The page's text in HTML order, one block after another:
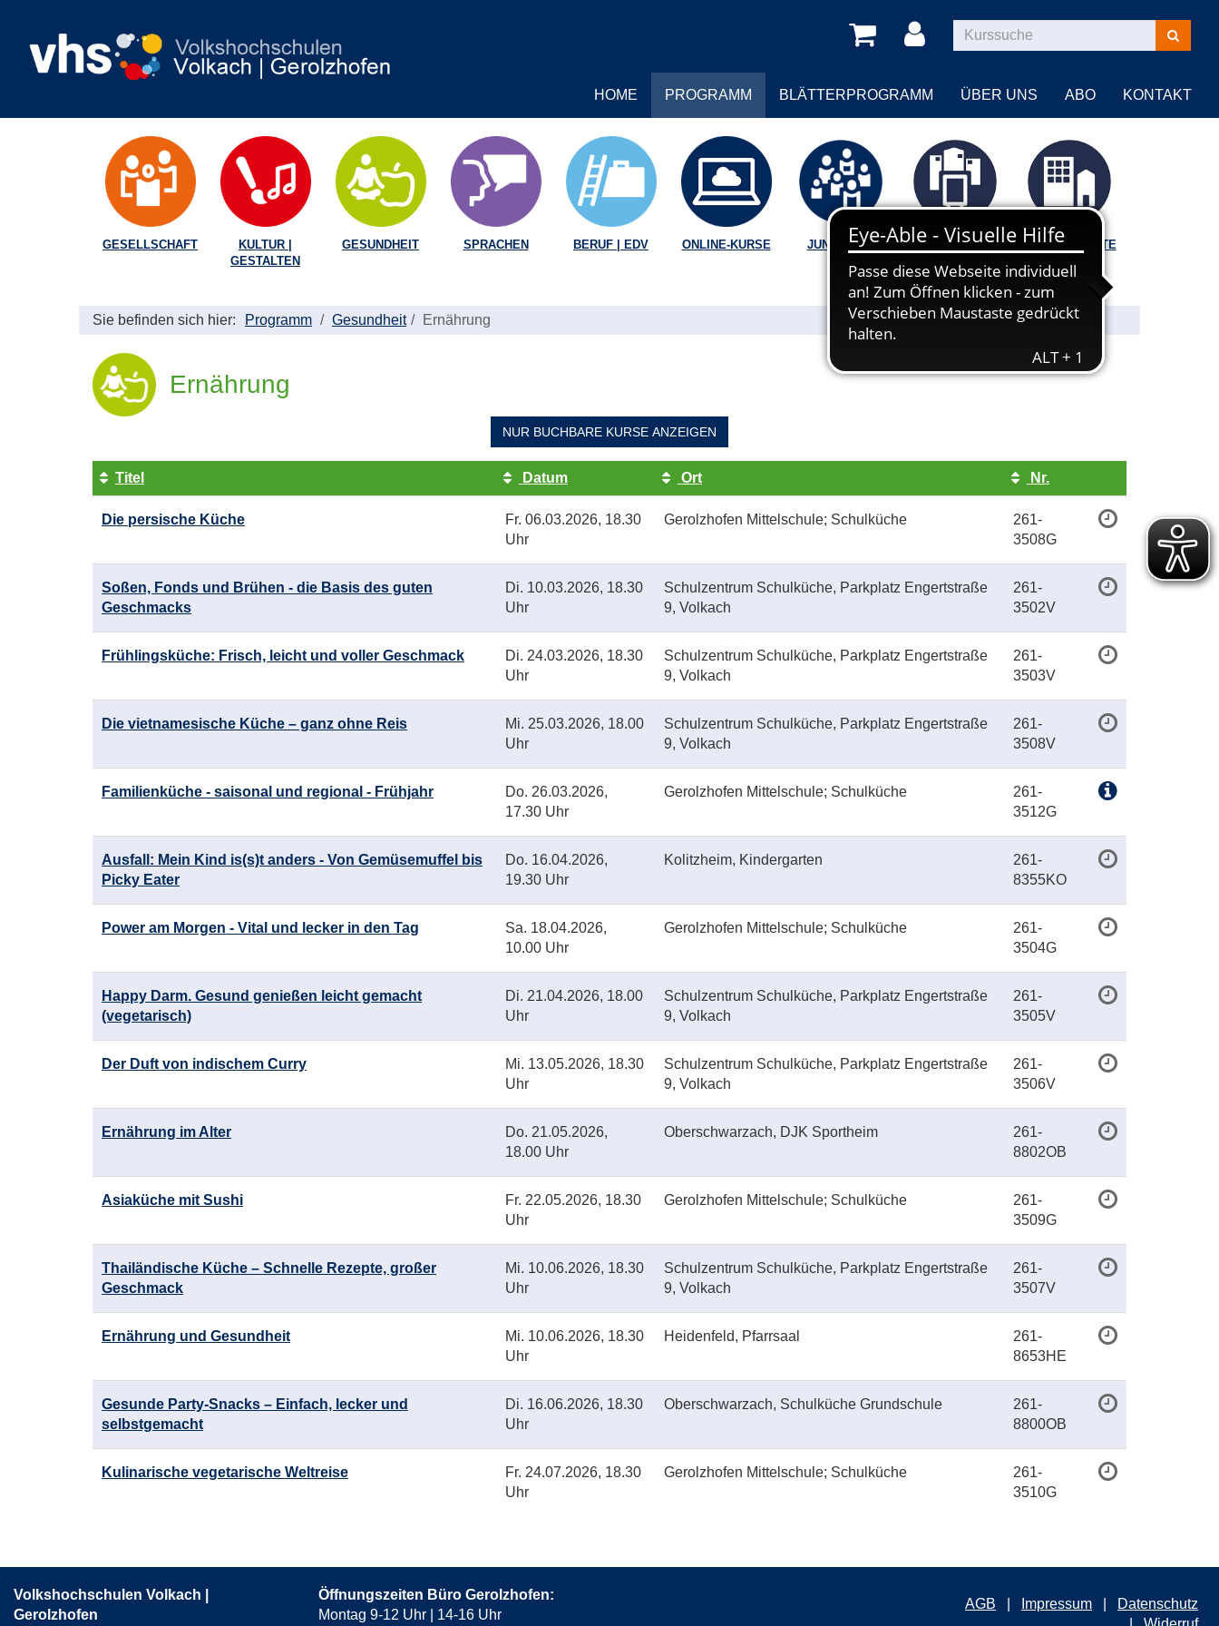
Kurse
suchen
HOME PROGRAMM BLÄTTERPROGRAMM ÜBER UNS ABO KONTAKT
GESELLSCHAFT
KULTUR |
GESTALTEN
GESUNDHEIT SPRACHEN BERUF | EDV ONLINE-KURSE JUNGE VHS
VORTRÄGE |
BILDUNGSORTE
Sie befinden sich hier: Programm Gesundheit Ernährung
Ernährung
NUR BUCHBARE KURSE ANZEIGEN
Tabellenüberschriften
sortiert
werden.
Titel Datum Ort
Nr.
Kursstatus
Die persische Küche
Fr. 06.03.2026, 18.30
Uhr
Gerolzhofen Mittelschule; Schulküche
261-
3508G
Soßen, Fonds und Brühen - die Basis des guten
Geschmacks
Di. 10.03.2026, 18.30
Uhr
Schulzentrum Schulküche, Parkplatz Engertstraße
9, Volkach
261-
3502V
Frühlingsküche: Frisch, leicht und voller Geschmack Di. 24.03.2026, 18.30
Uhr
Schulzentrum Schulküche, Parkplatz Engertstraße
9, Volkach
261-
3503V
Die vietnamesische Küche – ganz ohne Reis Mi. 25.03.2026, 18.00
Uhr
Schulzentrum Schulküche, Parkplatz Engertstraße
9, Volkach
261-
3508V
Familienküche - saisonal und regional - Frühjahr Do. 26.03.2026,
17.30 Uhr
Gerolzhofen Mittelschule; Schulküche
261-
3512G
Ausfall: Mein Kind is(s)t anders - Von Gemüsemuffel bis
Picky Eater
Do. 16.04.2026,
19.30 Uhr
Kolitzheim, Kindergarten
261-
8355KO
Power am Morgen - Vital und lecker in den Tag Sa. 18.04.2026,
10.00 Uhr
Gerolzhofen Mittelschule; Schulküche
261-
3504G
Happy Darm. Gesund genießen leicht gemacht
(vegetarisch)
Di. 21.04.2026, 18.00
Uhr
Schulzentrum Schulküche, Parkplatz Engertstraße
9, Volkach
261-
3505V
Der Duft von indischem Curry Mi. 13.05.2026, 18.30
Uhr
Schulzentrum Schulküche, Parkplatz Engertstraße
9, Volkach
261-
3506V
Ernährung im Alter Do. 21.05.2026,
18.00 Uhr
Oberschwarzach, DJK Sportheim
261-
8802OB
Asiaküche mit Sushi Fr. 22.05.2026, 18.30
Uhr
Gerolzhofen Mittelschule; Schulküche
261-
3509G
Thailändische Küche – Schnelle Rezepte, großer
Geschmack
Mi. 10.06.2026, 18.30
Uhr
Schulzentrum Schulküche, Parkplatz Engertstraße
9, Volkach
261-
3507V
Ernährung und Gesundheit Mi. 10.06.2026, 18.30
Uhr
Heidenfeld, Pfarrsaal
261-
8653HE
Gesunde Party-Snacks – Einfach, lecker und
selbstgemacht
Di. 16.06.2026, 18.30
Uhr
Oberschwarzach, Schulküche Grundschule
261-
8800OB
Kulinarische vegetarische Weltreise Fr. 24.07.2026, 18.30
Uhr
Gerolzhofen Mittelschule; Schulküche
261-
3510G
Volkshochschulen Volkach |
Gerolzhofen
Öffnungszeiten Büro Gerolzhofen:
Montag 9-12 Uhr | 14-16 Uhr
AGB Impressum
Datenschutz